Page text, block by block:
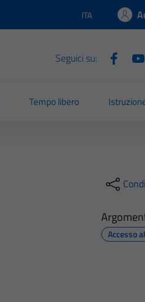
Lingua attiva:
ITA
Seguici su:
Tempo libero
Accesso